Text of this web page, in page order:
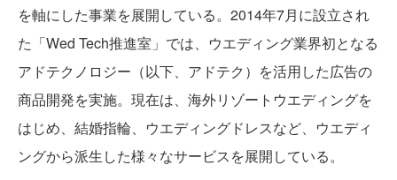
を軸にした事業を展開している。2014年7月に設立され
た「Wed Tech推進室」では、ウエディング業界初となる
アドテクノロジー（以下、アドテク）を活用した広告の
商品開発を実施。現在は、海外リゾートウエディングを
はじめ、結婚指輪、ウエディングドレスなど、ウエディ
ングから派生した様々なサービスを展開している。